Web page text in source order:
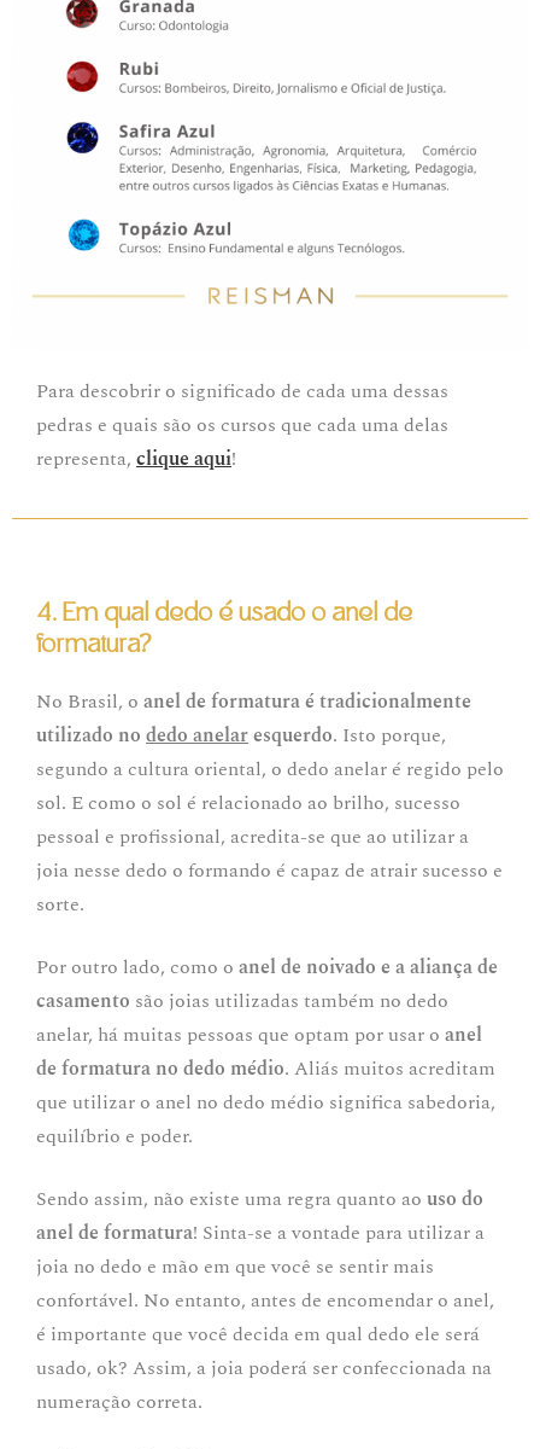
Para descobrir o significado de cada uma dessas
pedras e quais são os cursos que cada uma delas
representa, clique aqui!
4. Em qual dedo é usado o anel de
formatura?
No Brasil, o anel de formatura é tradicionalmente
utilizado no dedo anelaresquerdo. Isto porque,
segundo a cultura oriental, o dedo anelar é regido pelo
sol. E como o sol é relacionado ao brilho, sucesso
pessoal e profissional, acredita-se que ao utilizar a
joia nesse dedo o formando é capaz de atrair sucesso e
sorte.
Por outro lado, como o anel de noivado e a aliança de
casamento são joias utilizadas também no dedo
anelar, há muitas pessoas que optam por usar o anel
de formatura no dedo médio. Aliás muitos acreditam
que utilizar o anel no dedo médio significa sabedoria,
equilíbrio e poder.
Sendo assim, não existe uma regra quanto ao uso do
anel de formatura! Sinta-se a vontade para utilizar a
joia no dedo e mão em que você se sentir mais
confortável. No entanto, antes de encomendar o anel,
é importante que você decida em qual dedo ele será
usado, ok? Assim, a joia poderá ser confeccionada na
numeração correta.